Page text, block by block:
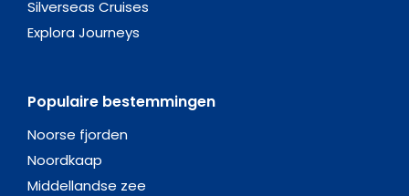
Silverseas Cruises
Explora Journeys
Populaire bestemmingen
Noorse fjorden
Noordkaap
Middellandse zee